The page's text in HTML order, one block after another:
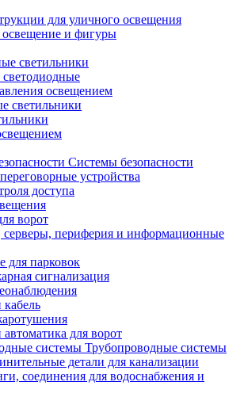
для уличного освещения
и фигуры
светильники
освещением
светильники
Системы безопасности
устройства
доступа
ворот
периферия и информационные
для парковок
сигнализация
для ворот
Трубопроводные системы
детали для канализации
соединения для водоснабжения и